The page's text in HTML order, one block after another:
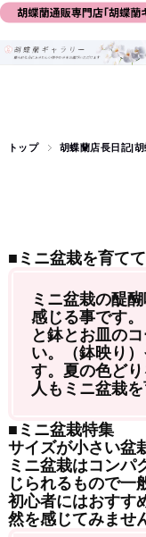
トップ 胡蝶蘭店長日記|
■ミニ盆栽を育てて
ミニ盆栽の醍
感じる事です。
と鉢とお皿の
い。
（鉢映り
す。夏の色ど
人もミニ盆栽
■ミニ盆栽特集
サイズが小さい盆
ミニ盆栽はコンパ
じられるもので一
初心者にはおすす
然を感じてみませ